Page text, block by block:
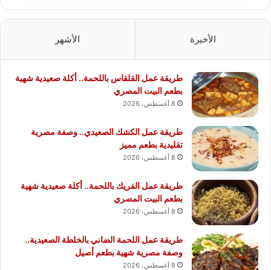
الأخيرة الأشهر
طريقة عمل القلقاس باللحمة.. أكلة صعيدية شهية
بطعم البيت المصري
8 أغسطس، 2026
طريقة عمل الكشك الصعيدي.. وصفة مصرية
تقليدية بطعم مميز
8 أغسطس، 2026
طريقة عمل الفريك باللحمة.. أكلة صعيدية شهية
بطعم البيت المصري
8 أغسطس، 2026
طريقة عمل اللحمة الضاني بالخلطة الصعيدية..
وصفة مصرية شهية بطعم أصيل
8 أغسطس، 2026